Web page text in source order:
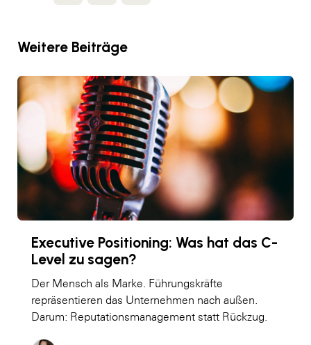
Weitere Beiträge
Executive Positioning: Was hat das C-
Level zu sagen?
Der Mensch als Marke. Führungskräfte
repräsentieren das Unternehmen nach außen.
Darum: Reputationsmanagement statt Rückzug.